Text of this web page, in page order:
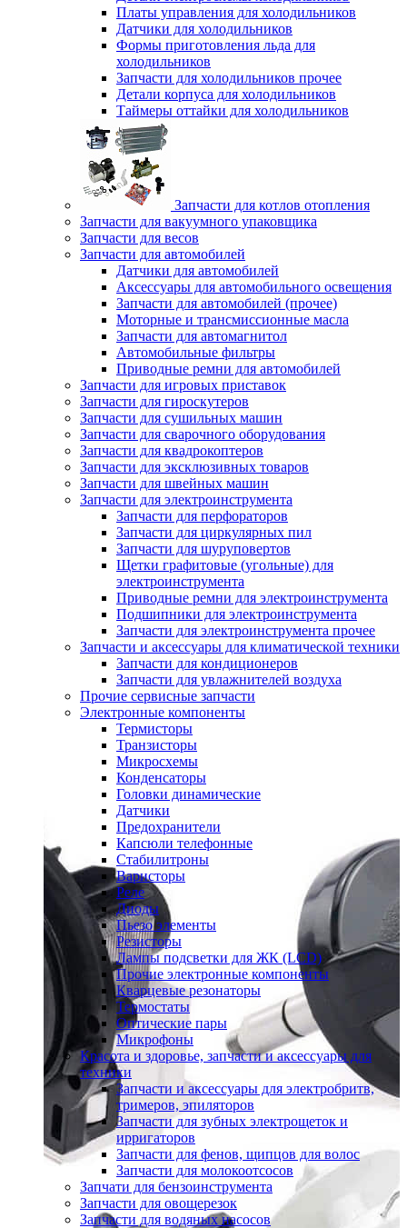
Платы управления для холодильников
Датчики для холодильников
Формы приготовления льда для
холодильников
Запчасти для холодильников прочее
Детали корпуса для холодильников
Таймеры оттайки для холодильников
Запчасти для котлов отопления
Запчасти для вакуумного упаковщика
Запчасти для весов
Запчасти для автомобилей
Датчики для автомобилей
Аксессуары для автомобильного освещения
Запчасти для автомобилей (прочее)
Моторные и трансмиссионные масла
Запчасти для автомагнитол
Автомобильные фильтры
Приводные ремни для автомобилей
Запчасти для игровых приставок
Запчасти для гироскутеров
Запчасти для сушильных машин
Запчасти для сварочного оборудования
Запчасти для квадрокоптеров
Запчасти для эксклюзивных товаров
Запчасти для швейных машин
Запчасти для электроинструмента
Запчасти для перфораторов
Запчасти для циркулярных пил
Запчасти для шуруповертов
Щетки графитовые (угольные) для
электроинструмента
Приводные ремни для электроинструмента
Подшипники для электроинструмента
Запчасти для электроинструмента прочее
Запчасти и аксессуары для климатической техники
Запчасти для кондиционеров
Запчасти для увлажнителей воздуха
Прочие сервисные запчасти
Электронные компоненты
Термисторы
Транзисторы
Микросхемы
Конденсаторы
Головки динамические
Датчики
Предохранители
Капсюли телефонные
Стабилитроны
Варисторы
Реле
Диоды
Пьезо элементы
Резисторы
Лампы подсветки для ЖК (LCD)
Прочие электронные компоненты
Кварцевые резонаторы
Термостаты
Оптические пары
Микрофоны
Красота и здоровье, запчасти и аксессуары для
техники
Запчасти и аксессуары для электробритв,
тримеров, эпиляторов
Запчасти для зубных электрощеток и
ирригаторов
Запчасти для фенов, щипцов для волос
Запчасти для молокоотсосов
Запчати для бензоинструмента
Запчасти для овощерезок
Запчасти для водяных насосов